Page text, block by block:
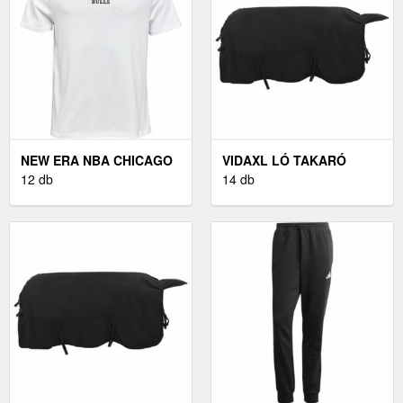
NEW ERA NBA CHICAGO
BULLS - FÉRFI PÓLÓ
12 db
VIDAXL LÓ TAKARÓ
FEKETE 125 CM
14 db